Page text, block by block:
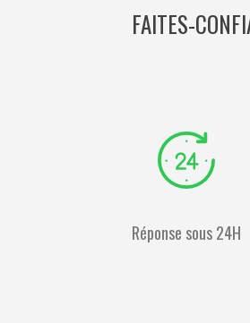
FAITES-
Réponse sous 24H